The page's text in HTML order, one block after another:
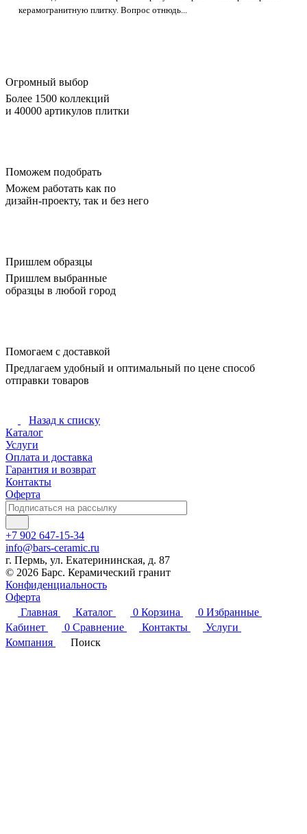
керамогранитную плитку. Вопрос отнюдь...
Огромный выбор
Более 1500 коллекций
и 40000 артикулов плитки
Поможем подобрать
Можем работать как по
дизайн-проекту, так и без него
Пришлем образцы
Пришлем выбранные
образцы в любой город
Помогаем с доставкой
Предлагаем удобный и оптимальный по цене способ
отправки товаров
Назад к списку
Каталог
Услуги
Оплата и доставка
Гарантия и возврат
Контакты
Оферта
+7 902 647-15-34
info@bars-ceramic.ru
г. Пермь, ул. Екатерининская, д. 87
© 2026 Барс. Керамический гранит
Конфиденциальность
Оферта
Главная
Каталог 0 Корзина 0 Избранные
Кабинет
0 Сравнение Контакты
Услуги
Компания
Поиск